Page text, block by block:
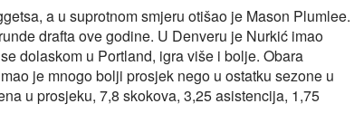
a u suprotnom smjeru otišao je Mason Plumlee.
drafta ove godine. U Denveru je Nurkić imao
dolaskom u Portland, igra više i bolje. Obara
je mnogo bolji prosjek nego u ostatku sezone u
u prosjeku, 7,8 skokova, 3,25 asistencija, 1,75